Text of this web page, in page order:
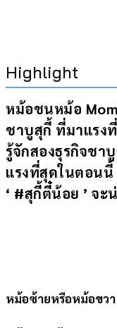
Highlight
หม้อชนหม้อ
ชาบูสุกี้ ที่มาแรง
รู้จักสองธุรกิจชา
แรงที่สุดในตอนนี้
‘ #สุกี้ตี๋น้อย ’ จ
หม้อซ้ายหรือหม้อขวา